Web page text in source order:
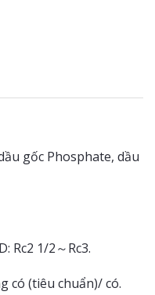
gốc Phosphate, dầu
Rc2 1/2～Rc3.
có (tiêu chuẩn)/ có.